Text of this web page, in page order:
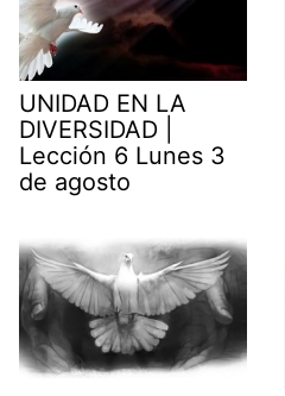
UNIDAD EN LA
DIVERSIDAD |
Lección 6 Lunes 3
de agosto